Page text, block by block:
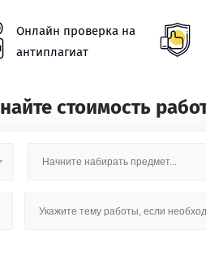
Онлайн проверка на
антиплагиат
стоимость